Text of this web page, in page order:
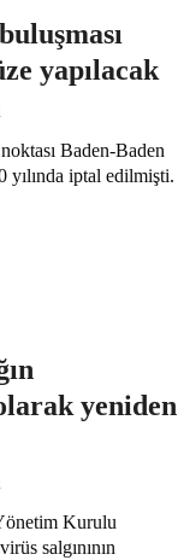
yapılacak
Baden-Baden
iptal edilmişti.
yeniden
Kurulu
salgınının